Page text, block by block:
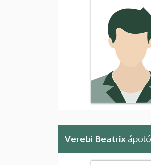
Verebi Beatrix ápoló